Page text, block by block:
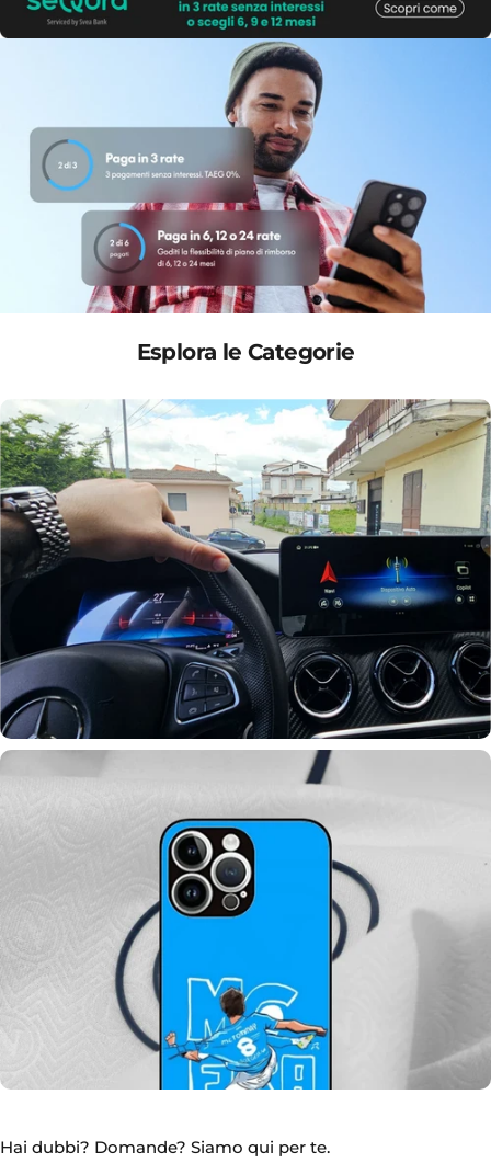
Esplora le Categorie
Sezione Auto
Hai dubbi? Domande? Siamo qui per te.